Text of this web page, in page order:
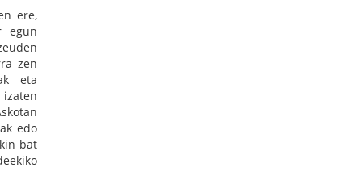
ere,
egun
zen
eta
izaten
edo
bat